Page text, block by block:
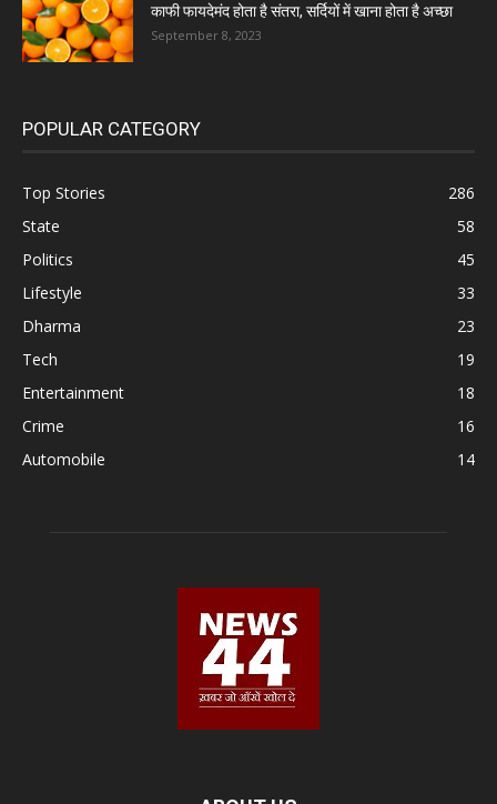
काफी फायदेमंद होता है संतरा, सर्दियों में खाना होता है अच्छा
September 8, 2023
POPULAR CATEGORY
Top Stories
286
State
58
Politics
45
Lifestyle
33
Dharma
23
Tech
19
Entertainment
18
Crime
16
Automobile
14